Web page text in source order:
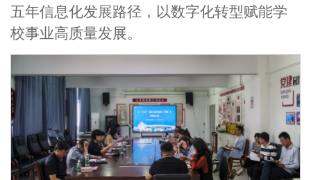
五年信息化发展路径，以数字化转型赋能学
校事业高质量发展。